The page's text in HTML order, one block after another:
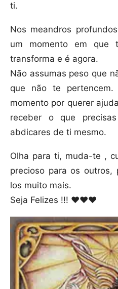
ti.
Nos meandros
um momento em que
transforma e é agora.
Não assumas peso que
que não te
momento por querer
receber o que
abdicares de ti mesmo.
Olha para ti, muda-te ,
precioso para os outros,
los muito mais.
Seja Felizes !!! ❤❤❤